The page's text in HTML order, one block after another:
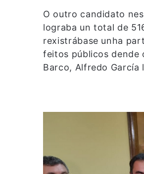
O outro candidato
lograba un total de
rexistrábase unha
feitos públicos dende
Barco, Alfredo García